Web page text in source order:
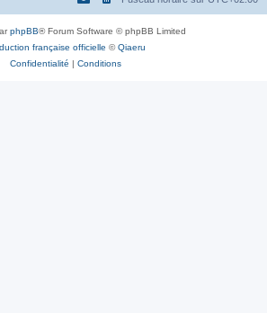
phpBB® Forum Software © phpBB Limited
française officielle ©Qiaeru
Confidentialité
Conditions